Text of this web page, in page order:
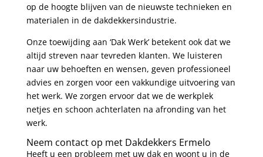
op de hoogte blijven van de nieuwste technieken en
materialen in de dakdekkersindustrie.
Onze toewijding aan ‘Dak Werk’ betekent ook dat we
altijd streven naar tevreden klanten. We luisteren
naar uw behoeften en wensen, geven professioneel
advies en zorgen voor een vakkundige uitvoering van
het werk. We zorgen ervoor dat we de werkplek
netjes en schoon achterlaten na afronding van het
werk.
Neem contact op met Dakdekkers Ermelo
Heeft u een probleem met uw dak en woont u in de